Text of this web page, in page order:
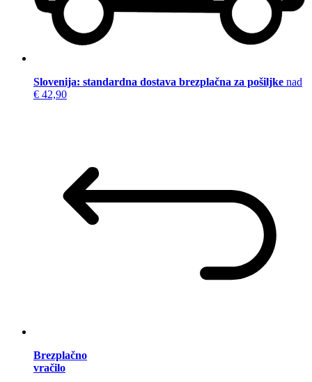
Slovenija: standardna dostava brezplačna za pošiljke nad
€ 42,90
Brezplačno
vračilo